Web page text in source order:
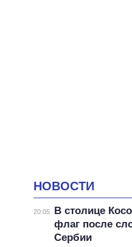
НОВОСТИ
20:05
В столице
флаг после
Сербии